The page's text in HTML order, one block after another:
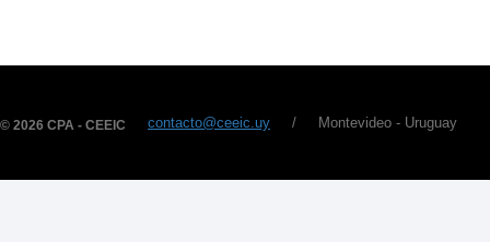
© 2026 CPA - CEEIC contacto@ceeic.uy / Montevideo - Uruguay